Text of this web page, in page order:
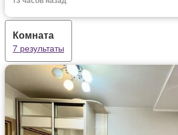
Комната
7 результаты